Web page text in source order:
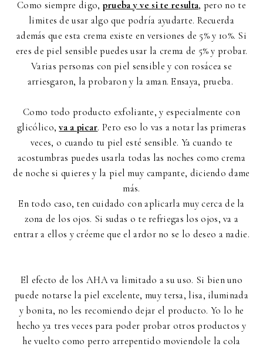
Como siempre digo,prueba y ve si te resulta, pero no te
limites de usar algo que podría ayudarte. Recuerda
además que esta crema existe en versiones de 5% y 10%. Si
eres de piel sensible puedes usar la crema de 5% y probar.
Varias personas con piel sensible y con rosácea se
arriesgaron, la probaron y la aman. Ensaya, prueba.
Como todo producto exfoliante, y especialmente con
glicólico,va a picar. Pero eso lo vas a notar las primeras
veces, o cuando tu piel esté sensible. Ya cuando te
acostumbras puedes usarla todas las noches como crema
de noche si quieres y la piel muy campante, diciendo dame
más.
En todo caso, ten cuidado con aplicarla muy cerca de la
zona de los ojos. Si sudas o te refriegas los ojos, va a
entrar a ellos y créeme que el ardor no se lo deseo a nadie.
El efecto de los AHA va limitado a su uso. Si bien uno
puede notarse la piel excelente, muy tersa, lisa, iluminada
y bonita, no les recomiendo dejar el producto. Yo lo he
hecho ya tres veces para poder probar otros productos y
he vuelto como perro arrepentido moviendole la cola